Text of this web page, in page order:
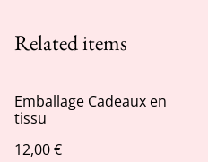
Related items
Emballage Cadeaux en
tissu
12,00 €